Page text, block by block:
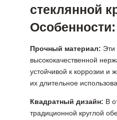
стеклянной
Особенности:
Прочный материал: Эти
высококачественной
устойчивой к коррозии и
их длительное
Квадратный дизайн: В
традиционной круглой